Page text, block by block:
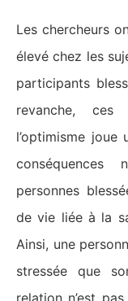
Les chercheurs
élevé chez les
participants
revanche,
l’optimisme
personnes
de vie liée à la
Ainsi, une
stressée que
relation n’est